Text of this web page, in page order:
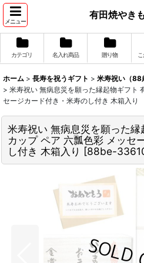
メニュー
有田焼やき
カテゴリ 名入れ商品 贈り物
ホーム > 長寿を祝うギフト > 米寿祝い（88
> 米寿祝い 無病息災を願った縁起物ギフト
セージカード付き・米寿のし付き 木箱入り
米寿祝い 無病息災を願った
カップ ペア 六瓢色彩 メッセ
し付き 木箱入り [88be-